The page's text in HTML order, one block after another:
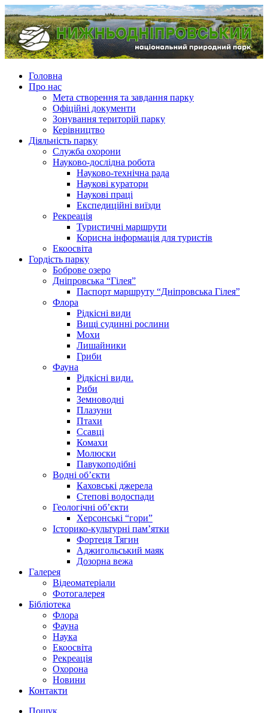
Головна
Про нас
Мета створення та завдання парку
Офіційні документи
Зонування територій парку
Керівництво
Діяльність парку
Служба охорони
Науково-дослідна робота
Науково-технічна рада
Наукові куратори
Наукові праці
Експедиційні виїзди
Рекреація
Туристичні маршрути
Корисна інформація для туристів
Екоосвіта
Гордість парку
Боброве озеро
Дніпровська “Гілея”
Паспорт маршруту “Дніпровська Гілея”
Флора
Рідкісні види
Вищі судинні рослини
Мохи
Лишайники
Гриби
Фауна
Рідкісні види.
Риби
Земноводні
Плазуни
Птахи
Ссавці
Комахи
Молюски
Павукоподібні
Водні об’єкти
Каховські джерела
Степові водоспади
Геологічні об’єкти
Херсонські “гори”
Історико-культурні пам’ятки
Фортеця Тягин
Аджигольський маяк
Дозорна вежа
Галерея
Відеоматеріали
Фотогалерея
Бібліотека
Флора
Фауна
Наука
Екоосвіта
Рекреація
Охорона
Новини
Контакти
Пошук